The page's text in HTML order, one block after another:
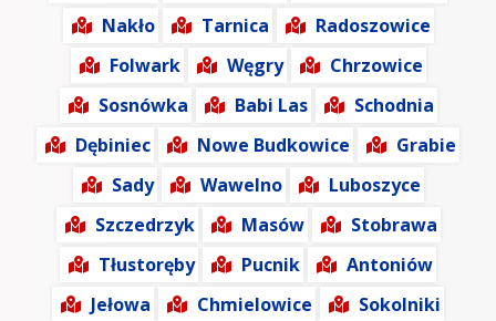
Nakło
Tarnica
Radoszowice
Folwark
Węgry
Chrzowice
Sosnówka
Babi Las
Schodnia
Dębiniec
Nowe Budkowice
Grabie
Sady
Wawelno
Luboszyce
Szczedrzyk
Masów
Stobrawa
Tłustoręby
Pucnik
Antoniów
Jełowa
Chmielowice
Sokolniki